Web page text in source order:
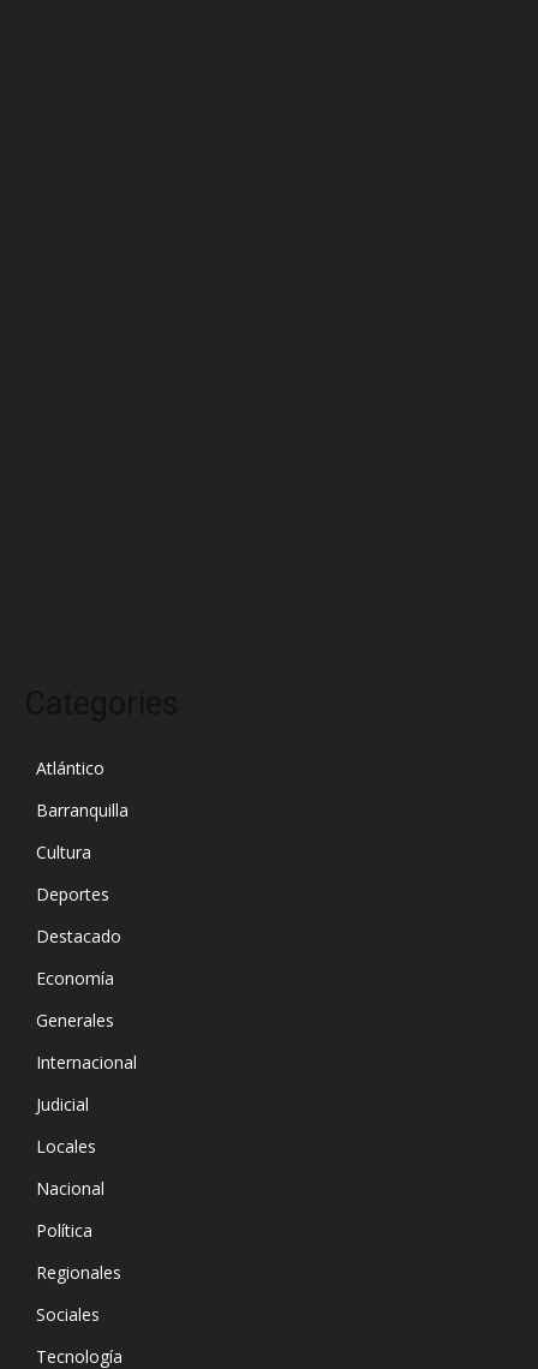
Atlántico
Barranquilla
Cultura
Deportes
Destacado
Economía
Generales
Internacional
Judicial
Locales
Nacional
Política
Regionales
Sociales
Tecnología